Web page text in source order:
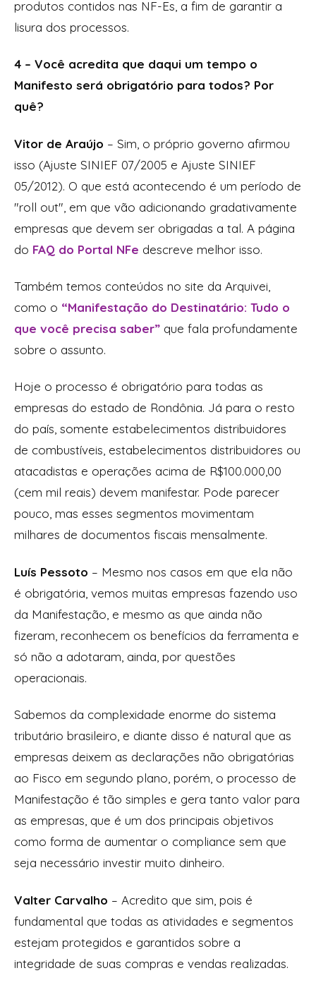
produtos contidos nas NF-Es, a fim de garantir a
lisura dos processos.
4 – Você acredita que daqui um tempo o
Manifesto será obrigatório para todos? Por
quê?
Vitor de Araújo – Sim, o próprio governo afirmou
isso (Ajuste SINIEF 07/2005 e Ajuste SINIEF
05/2012). O que está acontecendo é um período de
"roll out", em que vão adicionando gradativamente
empresas que devem ser obrigadas a tal. A página
do FAQ do Portal NFe descreve melhor isso.
Também temos conteúdos no site da Arquivei,
como o “Manifestação do Destinatário: Tudo o
que você precisa saber” que fala profundamente
sobre o assunto.
Hoje o processo é obrigatório para todas as
empresas do estado de Rondônia. Já para o resto
do país, somente estabelecimentos distribuidores
de combustíveis, estabelecimentos distribuidores ou
atacadistas e operações acima de R$100.000,00
(cem mil reais) devem manifestar. Pode parecer
pouco, mas esses segmentos movimentam
milhares de documentos fiscais mensalmente.
Luís Pessoto – Mesmo nos casos em que ela não
é obrigatória, vemos muitas empresas fazendo uso
da Manifestação, e mesmo as que ainda não
fizeram, reconhecem os benefícios da ferramenta e
só não a adotaram, ainda, por questões
operacionais.
Sabemos da complexidade enorme do sistema
tributário brasileiro, e diante disso é natural que as
empresas deixem as declarações não obrigatórias
ao Fisco em segundo plano, porém, o processo de
Manifestação é tão simples e gera tanto valor para
as empresas, que é um dos principais objetivos
como forma de aumentar o compliance sem que
seja necessário investir muito dinheiro.
Valter Carvalho – Acredito que sim, pois é
fundamental que todas as atividades e segmentos
estejam protegidos e garantidos sobre a
integridade de suas compras e vendas realizadas.